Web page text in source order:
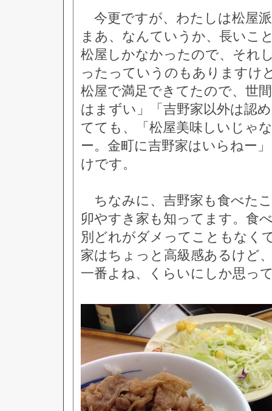
今更ですが、わたしは松屋
まあ、なんていうか、長いこ
松屋しかなかったので、それ
ったっていうのもありますけ
松屋で満足できてたので、世
はまずい」「吉野家以外は認
てても、「松屋美味しいじゃ
ー。金町に吉野家はいらねー
けです。
ちなみに、吉野家も食べた
卯やすき家も知ってます。食
別どれがダメってこともなく
家はちょっと高級感あるけど
一番よね、くらいにしか思っ